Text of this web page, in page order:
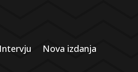
Intervju Nova izdanja